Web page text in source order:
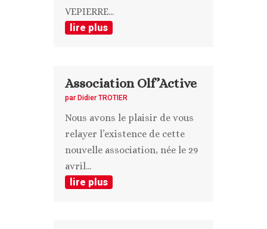
VEPIERRE...
lire plus
Association Olf’Active
par Didier TROTIER
Nous avons le plaisir de vous
relayer l’existence de cette
nouvelle association, née le 29
avril...
lire plus